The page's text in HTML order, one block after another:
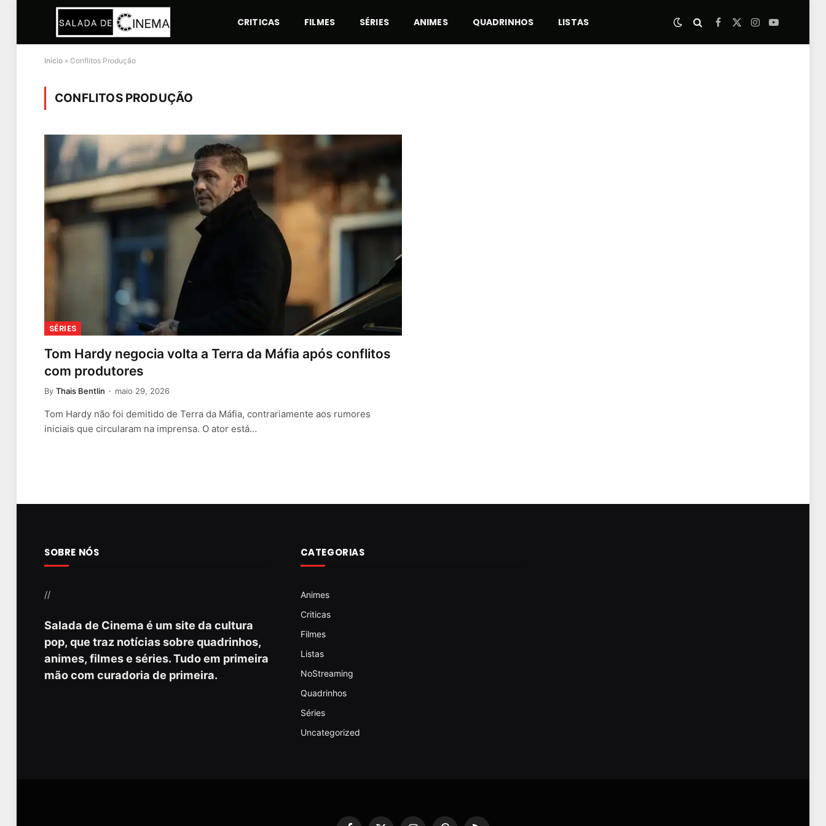
CRITICAS FILMES SÉRIES ANIMES QUADRINHOS LISTAS Facebook
X
Instagram
YouTube
Início » Conflitos Produção
CONFLITOS PRODUÇÃO
SÉRIES
Tom Hardy negocia volta a Terra da Máfia após conflitos
com produtores
By Thais Bentlin maio 29, 2026
Tom Hardy não foi demitido de Terra da Máfia, contrariamente aos rumores
iniciais que circularam na imprensa. O ator está…
SOBRE NÓS
//
Salada de Cinema é um site da cultura
pop, que traz notícias sobre quadrinhos,
animes, filmes e séries. Tudo em primeira
mão com curadoria de primeira.
CATEGORIAS
Animes
Criticas
Filmes
Listas
NoStreaming
Quadrinhos
Séries
Uncategorized